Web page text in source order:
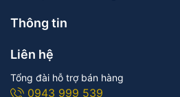
Thông tin
Liên hệ
Tổng đài hỗ trợ bán hàng
0943 999 539